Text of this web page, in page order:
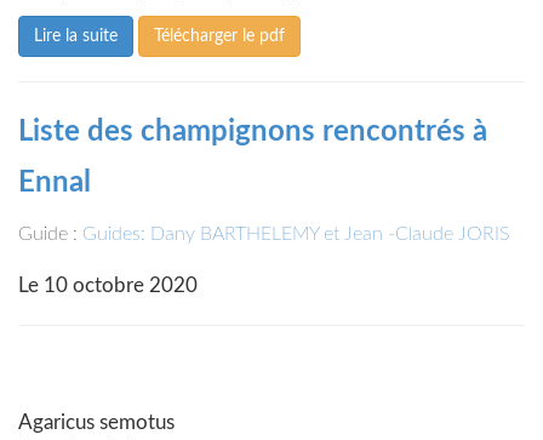
Lire la suite Télécharger le pdf
Liste des champignons rencontrés à
Ennal
Guide : Guides: Dany BARTHELEMY et Jean -Claude JORIS
Le 10 octobre 2020
Agaricus semotus